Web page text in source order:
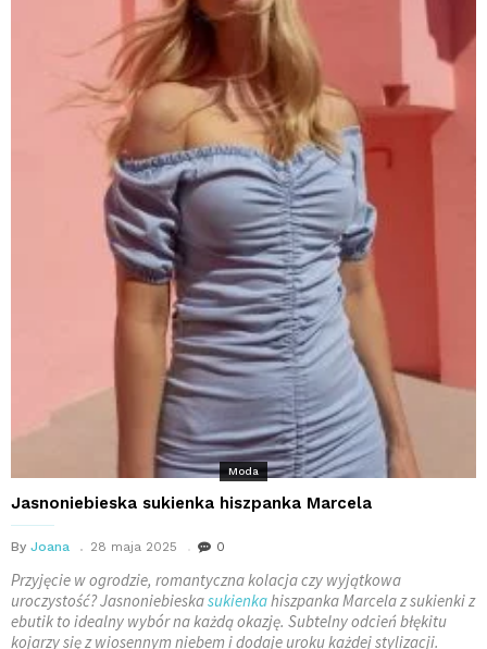
Moda
Jasnoniebieska sukienka hiszpanka Marcela
By Joana 28 maja 2025 0
Przyjęcie w ogrodzie, romantyczna kolacja czy wyjątkowa
uroczystość? Jasnoniebieskasukienkahiszpanka Marcela z sukienki z
ebutik to idealny wybór na każdą okazję. Subtelny odcień błękitu
kojarzy się z wiosennym niebem i dodaje uroku każdej stylizacji.